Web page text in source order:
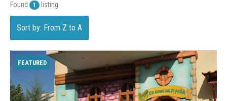
Found 1 listing
Sort by: From Z to A
FEATURED